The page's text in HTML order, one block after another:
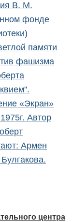
В. М.
фонде
памяти
фашизма
«Экран»
Автор
Армен
центра